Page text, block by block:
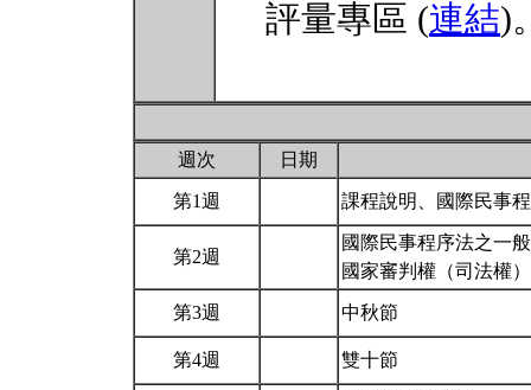
評量專區 (連結)
週次 日期
第1週 課程說明、國際民事
第2週
國際民事程序法之一
國家審判權（司法權
第3週 中秋節
第4週 雙十節